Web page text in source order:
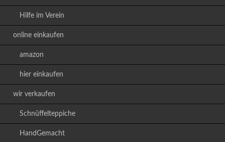
Hilfe im Verein
online einkaufen
amazon
hier einkaufen
wir verkaufen
Schnüffelteppiche
HandGemacht